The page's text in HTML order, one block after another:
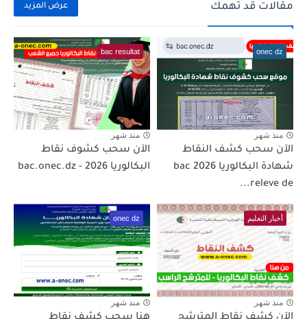
مقالات قد تهمك عرض المزيد
onec dz
منذ شهر
الآن سحب كشف النقاط
شهادة البكالوريا 2026 bac
releve de...
bac resultat
منذ شهر
الآن سحب كشوف نقاط
البكالوريا 2026 - bac.onec.dz
أخبار التعليم
منذ شهر
onec dz
منذ شهر